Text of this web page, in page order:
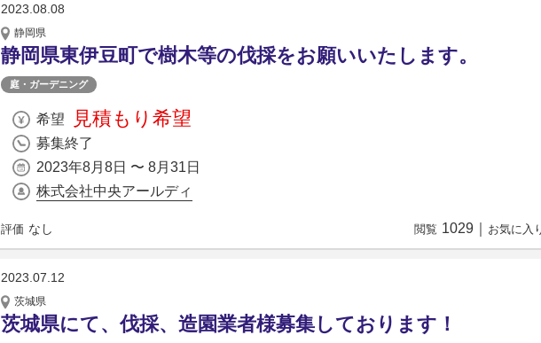
2023.08.08
静岡県
静岡県東伊豆町で樹木等の伐採をお願いいたします。
庭・ガーデニング
希望 見積もり希望
募集終了
2023年8月8日 〜 8月31日
株式会社中央アールディ
評価 なし 閲覧 1029 お気に入
2023.07.12
茨城県
茨城県にて、伐採、造園業者様募集しております！